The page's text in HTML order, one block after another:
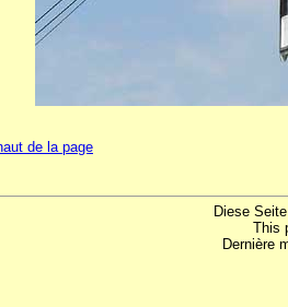
de la page
Diese
This
Dernière